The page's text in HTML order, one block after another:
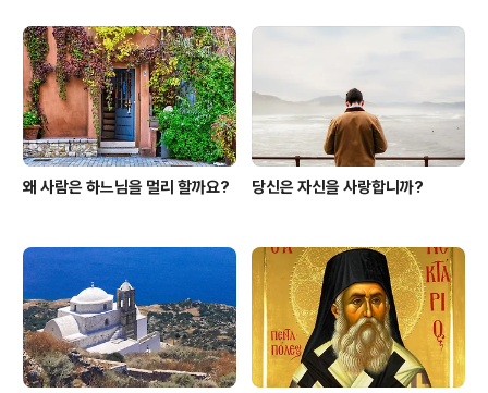
왜 사람은 하느님을 멀리 할까요? 당신은 자신을 사랑합니까?